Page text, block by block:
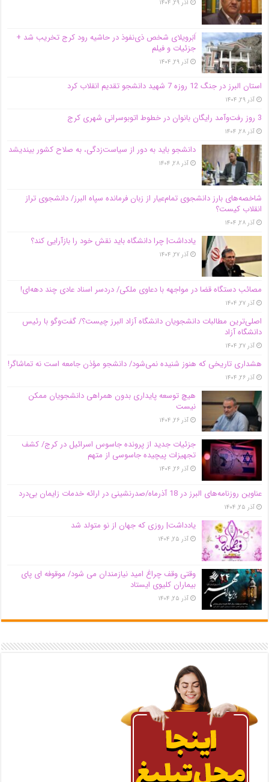
آذر ۲۹, ۱۴۰۴
اَبَر‌ویلای شخص ذی‌نفوذ در حاشیه‌ رود کرج تخریب شد +
جزئیات و فیلم
آذر ۲۹, ۱۴۰۴
استان البرز در جنگ 12 روزه 7 شهید دانشجو تقدیم انقلاب کرد
آذر ۲۹, ۱۴۰۴
3 روز رفت‌وآمد رایگان بانوان در خطوط اتوبوسرانی شهری کرج
آذر ۲۸, ۱۴۰۴
دانشجو باید به دور از سیاست‌زدگی، به صلاح کشور بیندیشد
آذر ۲۸, ۱۴۰۴
شاخصه‌های بارز دانشجوی تمام‌عیار از زبان فرمانده سپاه البرز/ دانشجوی تراز
انقلاب کیست؟
آذر ۲۸, ۱۴۰۴
یادداشت| چرا دانشگاه باید نقش خود را بازآرایی کند؟
آذر ۲۷, ۱۴۰۴
مصائب دستگاه قضا در مواجهه با دعاوی ملکی/ دردسر اسناد عادی چند‌ دهه‌ای!
آذر ۲۷, ۱۴۰۴
اصلی‌ترین مطالبات دانشجویان دانشگاه آزاد البرز چیست؟/ گفت‌وگو با رئیس
دانشگاه آز‌اد
آذر ۲۷, ۱۴۰۴
هشداری تاریخی که هنوز شنیده نمی‌شود/ دانشجو مؤذن جامعه است نه تماشاگر!
آذر ۲۶, ۱۴۰۴
هیچ توسعه پایداری بدون همراهی دانشجویان ممکن
نیست
آذر ۲۶, ۱۴۰۴
جزئیات جدید از پرونده جاسوس اسرائیل در کرج/‌ کشف
تجهیزات پیچیده جاسوسی از متهم
آذر ۲۶, ۱۴۰۴
عناوین روزنامه‌های البرز در ‌18 آذرماه/صدرنشینی در ارائه خدمات زایمان بی‌درد
آذر ۲۵, ۱۴۰۴
یادداشت| روزی که جهان از نو متولد شد
آذر ۲۵, ۱۴۰۴
وقتی وقف چراغ امید نیازمندان می شود/ موقوفه ای پای
بیماران کلیوی ایستاد
آذر ۲۵, ۱۴۰۴